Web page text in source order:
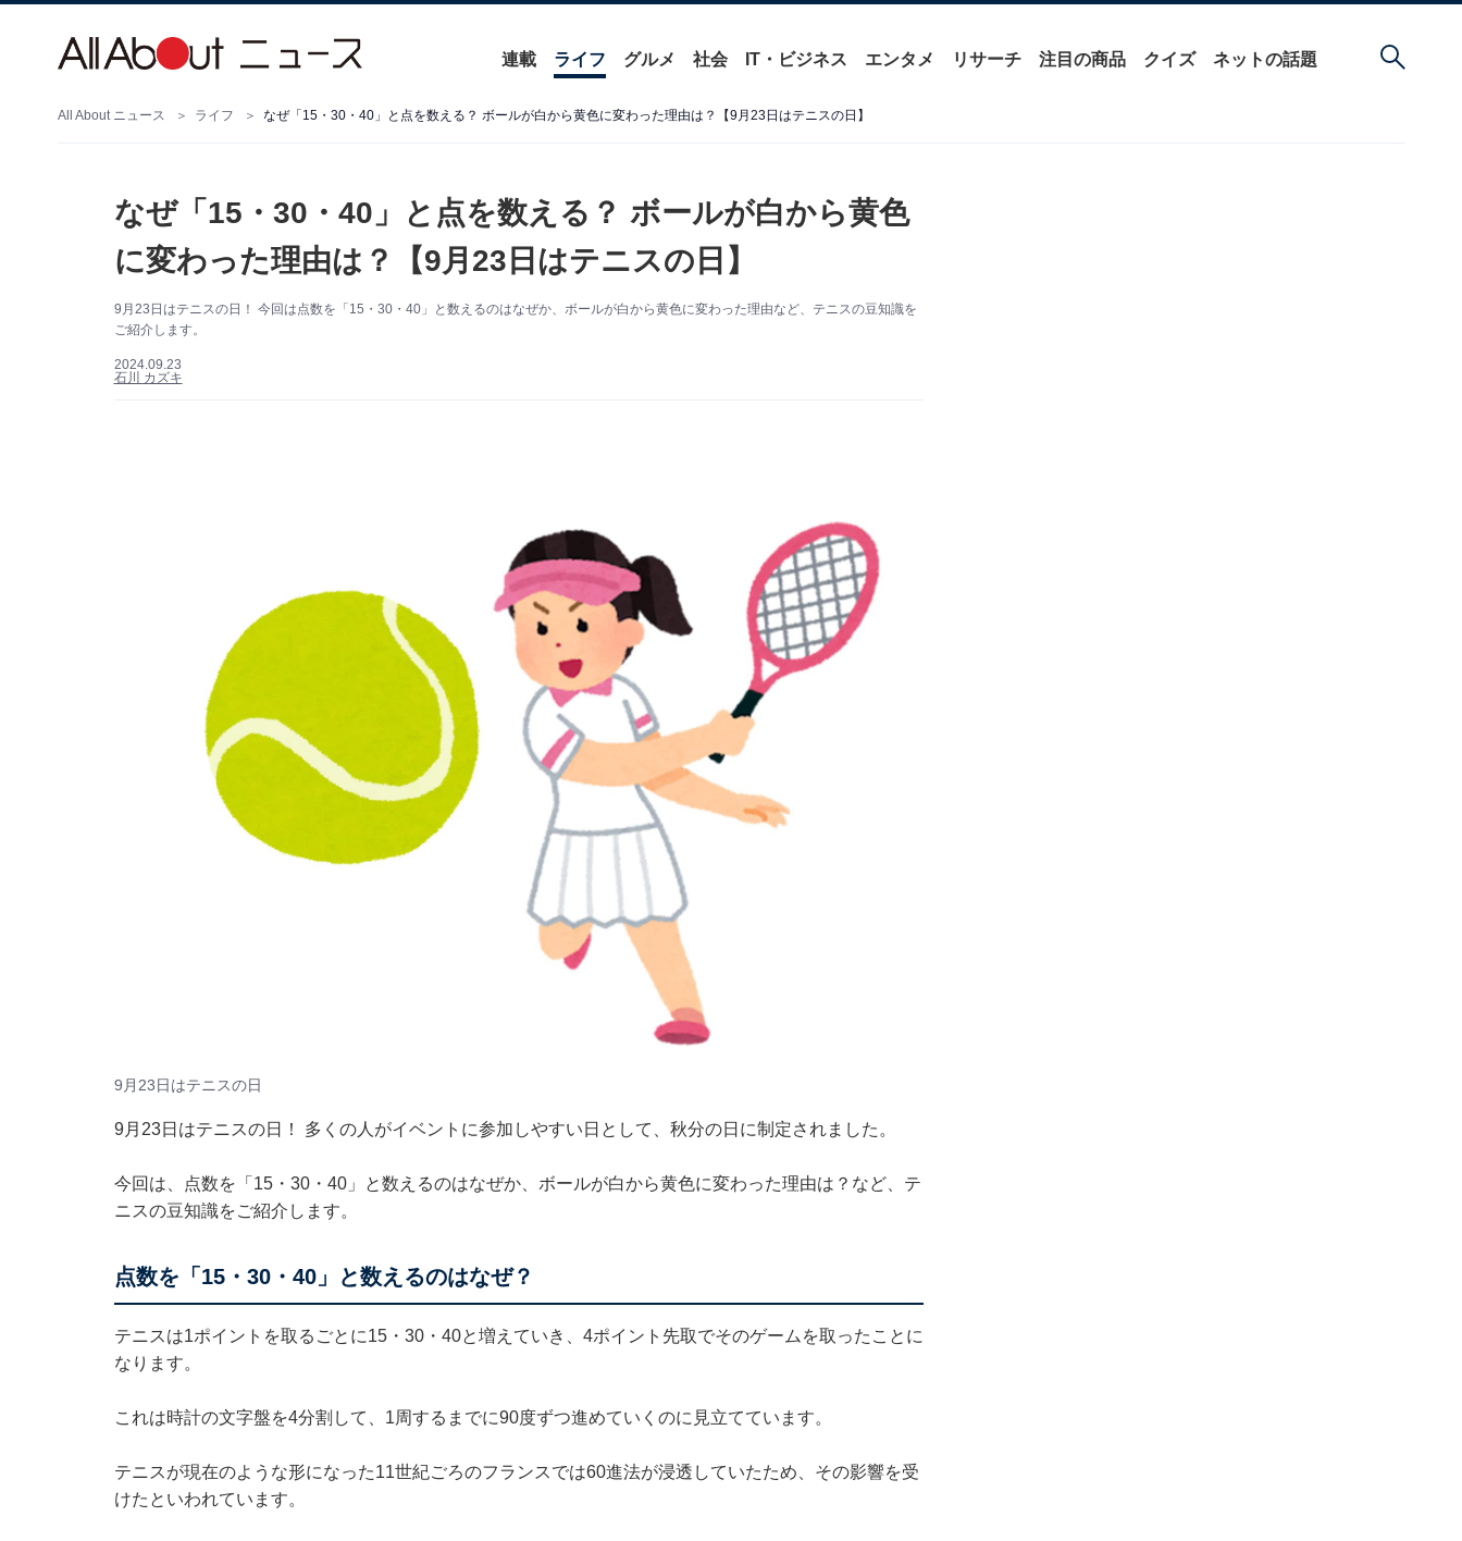
連載 ライフ グルメ 社会 IT・ビジネス エンタメ リサーチ 注目の商品 クイズ ネットの話題
All About ニュース ライフ なぜ「15・30・40」と点を数える？ ボールが白から黄色に変わった理由は？【9月23日はテニスの日】
なぜ「15・30・40」と点を数える？ ボールが白から黄色
に変わった理由は？【9月23日はテニスの日】
9月23日はテニスの日！ 今回は点数を「15・30・40」と数えるのはなぜか、ボールが白から黄色に変わった理由など、テニスの豆知識を
ご紹介します。
2024.09.23
石川 カズキ
9月23日はテニスの日
9月23日はテニスの日！ 多くの人がイベントに参加しやすい日として、秋分の日に制定されました。
今回は、点数を「15・30・40」と数えるのはなぜか、ボールが白から黄色に変わった理由は？など、テ
ニスの豆知識をご紹介します。
点数を「15・30・40」と数えるのはなぜ？
テニスは1ポイントを取るごとに15・30・40と増えていき、4ポイント先取でそのゲームを取ったことに
なります。
これは時計の文字盤を4分割して、1周するまでに90度ずつ進めていくのに見立てています。
テニスが現在のような形になった11世紀ごろのフランスでは60進法が浸透していたため、その影響を受
けたといわれています。